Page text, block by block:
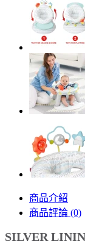
商品介紹
商品評論 (0)
SILVER